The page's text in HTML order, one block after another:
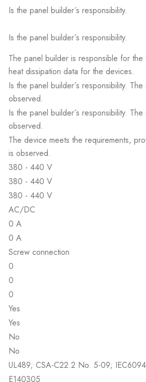
Is the panel builder´s responsibility.
Is the panel builder´s responsibility.
The panel builder is responsible for
heat dissipation data for the devices.
Is the panel builder´s responsibility.
observed.
Is the panel builder´s responsibility.
observed.
The device meets the requirements,
is observed.
380 - 440 V
380 - 440 V
380 - 440 V
AC/DC
0 A
0 A
Screw connection
0
0
0
Yes
Yes
No
No
UL489; CSA-C22.2 No. 5-09;
E140305